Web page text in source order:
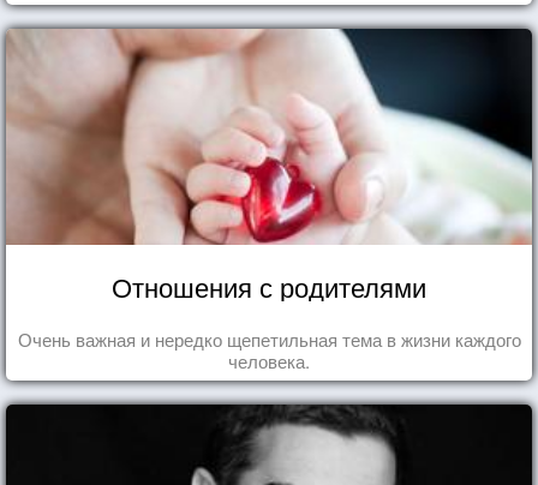
Отношения с родителями
Очень важная и нередко щепетильная тема в жизни каждого
человека.